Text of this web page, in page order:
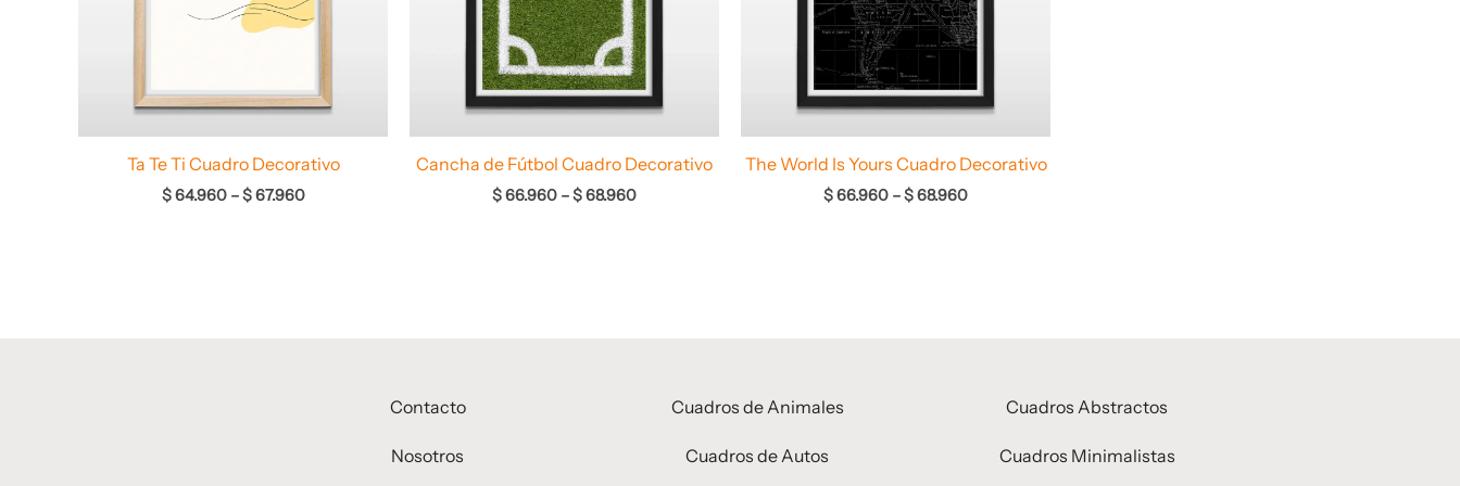
Ta Te Ti Cuadro Decorativo
$64.960 –$67.960
Cancha de Fútbol Cuadro Decorativo
$66.960 –$68.960
The World Is Yours Cuadro Decorativo
$66.960 –$68.960
Contacto
Nosotros
Cuadros de Animales
Cuadros de Autos
Cuadros Abstractos
Cuadros Minimalistas